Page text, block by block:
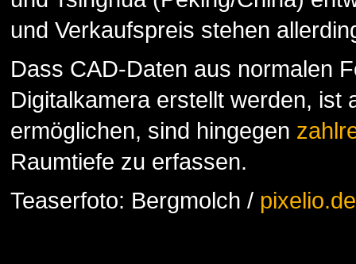
und Verkaufspreis stehen
Dass CAD-Daten aus normalen
Digitalkamera erstellt werden, ist
ermöglichen, sind hingegen
Raumtiefe zu erfassen.
Teaserfoto: Bergmolch / pixelio.de